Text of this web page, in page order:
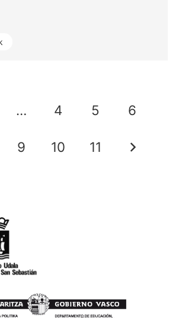
… 4 5 6
9 10 11